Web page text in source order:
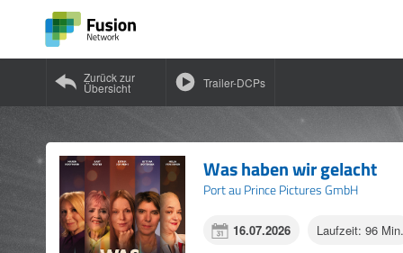
Zurück zur
Übersicht Trailer-DCPs
Was haben wir gelacht
Port au Prince Pictures GmbH
16.07.2026 Laufzeit: 96